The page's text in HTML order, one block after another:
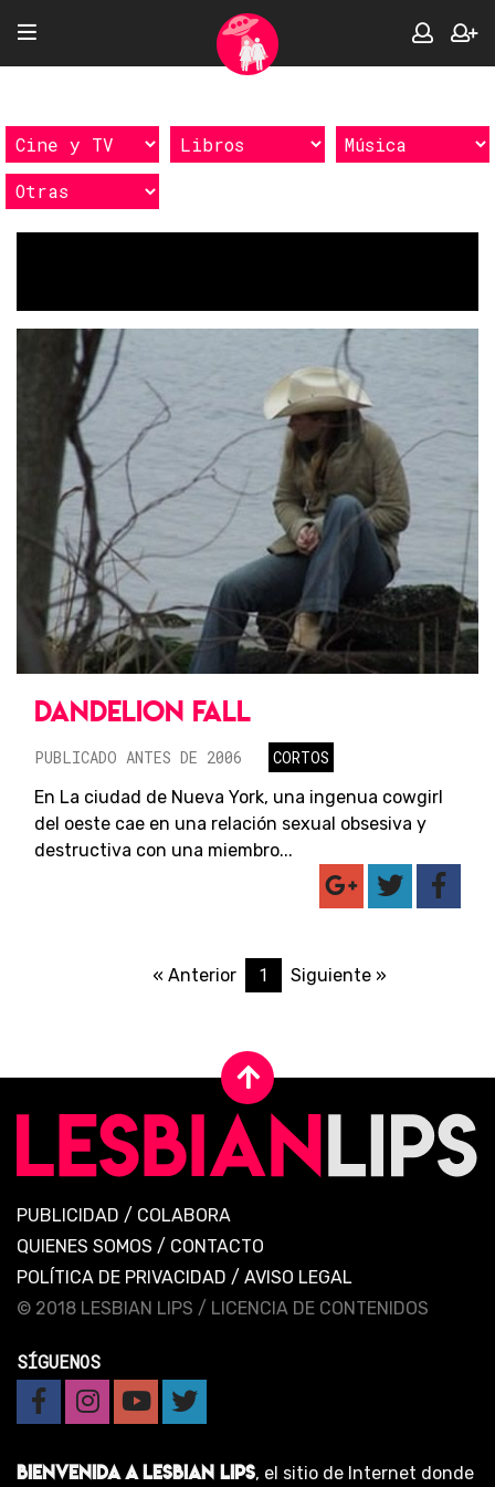
DANDELION FALL
PUBLICADO ANTES DE 2006
CORTOS
En La ciudad de Nueva York, una ingenua cowgirl
del oeste cae en una relación sexual obsesiva y
destructiva con una miembro...
« Anterior 1 Siguiente »
PUBLICIDAD / COLABORA
QUIENES SOMOS / CONTACTO
POLÍTICA DE PRIVACIDAD / AVISO LEGAL
© 2018 LESBIAN LIPS / LICENCIA DE CONTENIDOS
SÍGUENOS
BIENVENIDA A LESBIAN LIPS, el sitio de Internet donde